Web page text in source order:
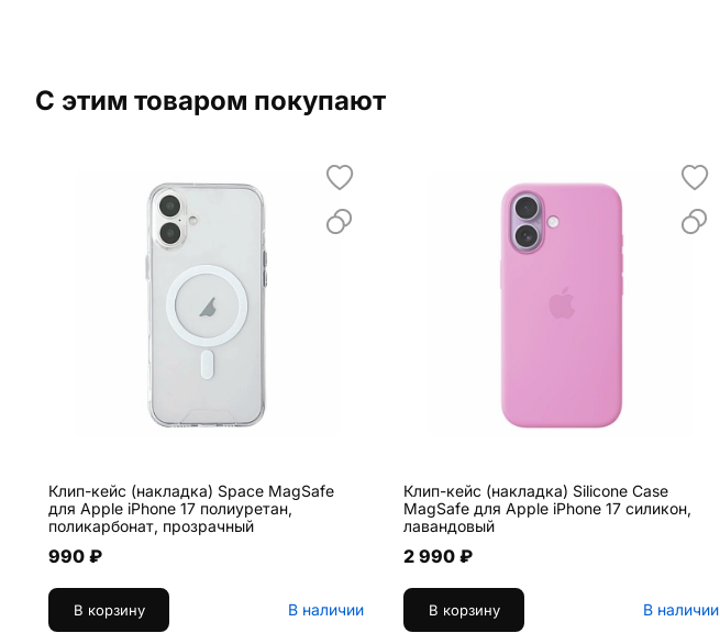
С этим товаром покупают
Клип-кейс (накладка) Space MagSafe
для Apple iPhone 17 полиуретан,
поликарбонат, прозрачный
990 ₽
В корзину В наличии
Клип-кейс (накладка) Silicone Case
MagSafe для Apple iPhone 17 силикон,
лавандовый
2 990 ₽
В корзину В наличии